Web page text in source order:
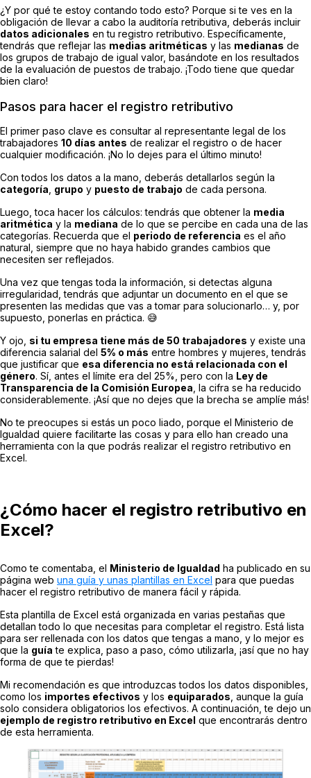
¿Y por qué te estoy contando todo esto? Porque si te ves en la
obligación de llevar a cabo la auditoría retributiva, deberás incluir
datos adicionales en tu registro retributivo. Específicamente,
tendrás que reflejar las medias aritméticas y las medianas de
los grupos de trabajo de igual valor, basándote en los resultados
de la evaluación de puestos de trabajo. ¡Todo tiene que quedar
bien claro!
Pasos para hacer el registro retributivo
El primer paso clave es consultar al representante legal de los
trabajadores 10 días antes de realizar el registro o de hacer
cualquier modificación. ¡No lo dejes para el último minuto!
Con todos los datos a la mano, deberás detallarlos según la
categoría grupo y puesto de trabajo de cada persona.
Luego, toca hacer los cálculos: tendrás que obtener la media
aritmética y la mediana de lo que se percibe en cada una de las
categorías. Recuerda que el periodo de referencia es el año
natural, siempre que no haya habido grandes cambios que
necesiten ser reflejados.
Una vez que tengas toda la información, si detectas alguna
irregularidad, tendrás que adjuntar un documento en el que se
presenten las medidas que vas a tomar para solucionarlo… y, por
supuesto, ponerlas en práctica. 😅
Y ojo, si tu empresa tiene más de 50 trabajadores y existe una
diferencia salarial del 5% o más entre hombres y mujeres, tendrás
que justificar que esa diferencia no está relacionada con el
género. Sí, antes el límite era del 25%, pero con la Ley de
Transparencia de la Comisión Europea , la cifra se ha reducido
considerablemente. ¡Así que no dejes que la brecha se amplíe más!
No te preocupes si estás un poco liado, porque el Ministerio de
Igualdad quiere facilitarte las cosas y para ello han creado una
herramienta con la que podrás realizar el registro retributivo en
Excel.
¿Cómo hacer el registro retributivo en
Excel?
Como te comentaba, el Ministerio de Igualdad ha publicado en su
página web una guía y unas plantillas en Excel para que puedas
hacer el registro retributivo de manera fácil y rápida.
Esta plantilla de Excel está organizada en varias pestañas que
detallan todo lo que necesitas para completar el registro. Está lista
para ser rellenada con los datos que tengas a mano, y lo mejor es
que la guía te explica, paso a paso, cómo utilizarla, ¡así que no hay
forma de que te pierdas!
Mi recomendación es que introduzcas todos los datos disponibles,
como los importes efectivos y los equiparados , aunque la guía
solo considera obligatorios los efectivos. A continuación, te dejo un
ejemplo de registro retributivo en Excel que encontrarás dentro
de esta herramienta.